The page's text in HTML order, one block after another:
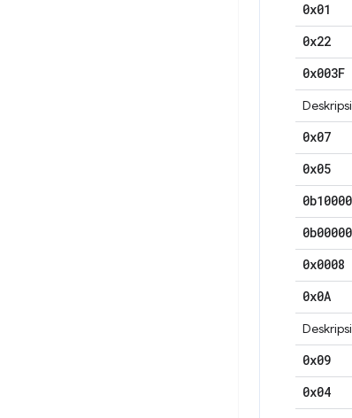
0x01
0x22
0x003F
0x07
0x05
0x0008
0x0A
0x09
0x04